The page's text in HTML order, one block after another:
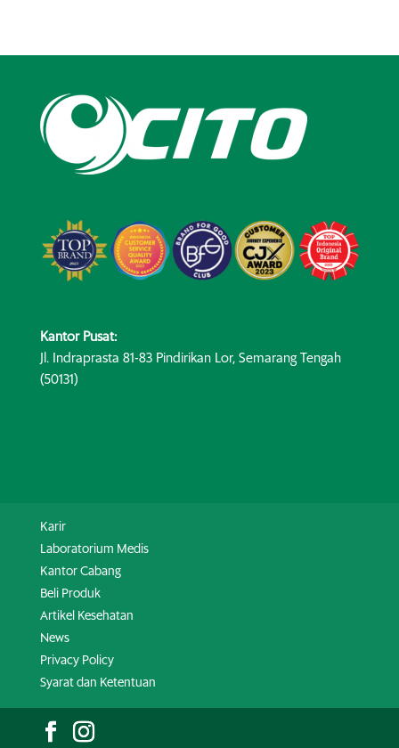
Kantor Pusat:
Jl. Indraprasta 81-83 Pindirikan Lor, Semarang Tengah
(50131)
Karir
Laboratorium Medis
Kantor Cabang
Beli Produk
Artikel Kesehatan
News
Privacy Policy
Syarat dan Ketentuan